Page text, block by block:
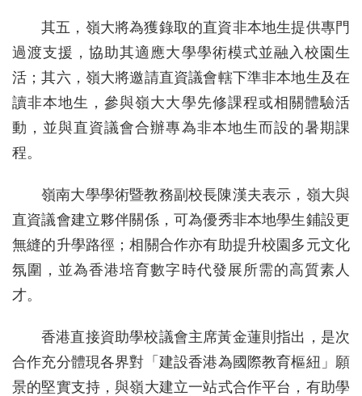
其五，嶺大將為獲錄取的直資非本地生提供專門
過渡支援，協助其適應大學學術模式並融入校園生
活；其六，嶺大將邀請直資議會轄下準非本地生及在
讀非本地生，參與嶺大大學先修課程或相關體驗活
動，並與直資議會合辦專為非本地生而設的暑期課
程。
嶺南大學學術暨教務副校長陳漢夫表示，嶺大與
直資議會建立夥伴關係，可為優秀非本地學生鋪設更
無縫的升學路徑；相關合作亦有助提升校園多元文化
氛圍，並為香港培育數字時代發展所需的高質素人
才。
香港直接資助學校議會主席黃金蓮則指出，是次
合作充分體現各界對「建設香港為國際教育樞紐」願
景的堅實支持，與嶺大建立一站式合作平台，有助學